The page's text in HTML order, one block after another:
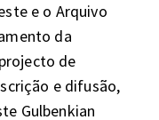
e o Arquivo
da
de
e difusão,
Gulbenkian